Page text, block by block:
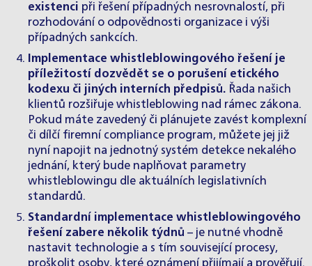
existenci při řešení případných nesrovnalostí, při
rozhodování o odpovědnosti organizace i výši
případných sankcích.
Implementace whistleblowingového řešení je
příležitostí dozvědět se o porušení etického
kodexu či jiných interních předpisů. Řada našich
klientů rozšiřuje whistleblowing nad rámec zákona.
Pokud máte zavedený či plánujete zavést komplexní
či dílčí firemní compliance program, můžete jej již
nyní napojit na jednotný systém detekce nekalého
jednání, který bude naplňovat parametry
whistleblowingu dle aktuálních legislativních
standardů.
Standardní implementace whistleblowingového
řešení zabere několik týdnů – je nutné vhodně
nastavit technologie a s tím související procesy,
proškolit osoby, které oznámení přijímají a prověřují.